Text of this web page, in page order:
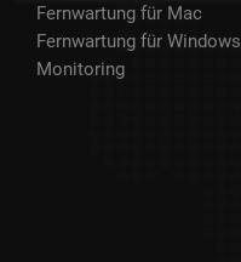
Fernwartung für Mac
Fernwartung für Windows
Monitoring